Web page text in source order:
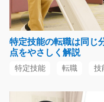
フォークリフトで
未経験の方も大歓迎
特定技能の転職は同じ
点をやさしく解説
特定技能 転職 技